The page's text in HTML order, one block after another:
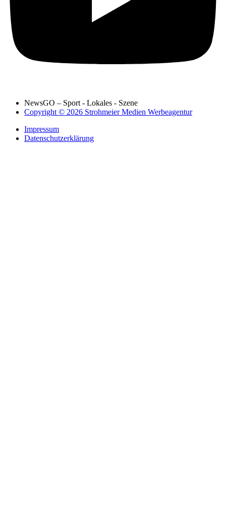
NewsGO – Sport - Lokales - Szene
Copyright © 2026 Strohmeier Medien Werbeagentur
Impressum
Datenschutzerklärung